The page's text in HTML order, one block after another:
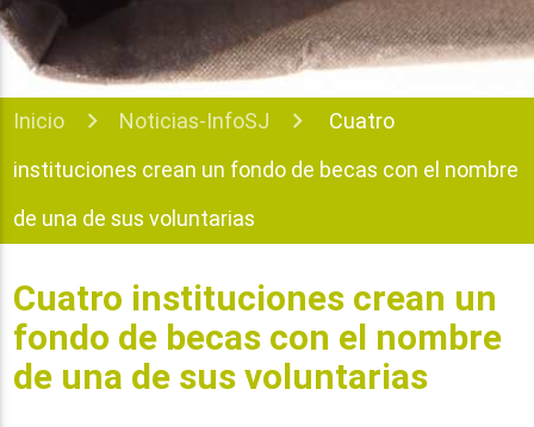
Inicio Noticias-InfoSJ
Cuatro
instituciones crean un fondo de becas con el nombre
de una de sus voluntarias
Cuatro instituciones crean un
fondo de becas con el nombre
de una de sus voluntarias